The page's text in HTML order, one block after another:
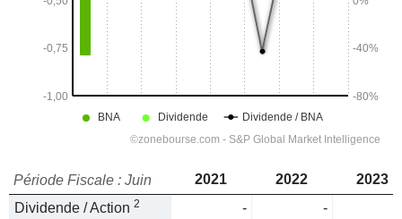
Période Fiscale : Juin 2021 2022
2023
Dividende / Action 2 -
-